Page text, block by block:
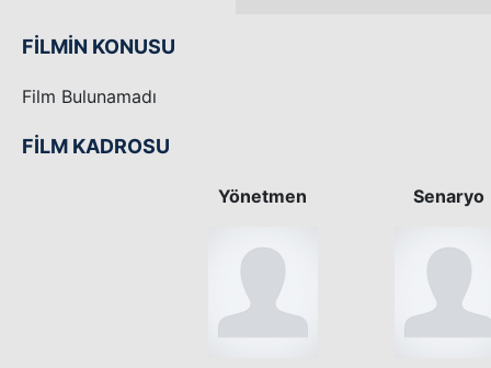
FİLMİN KONUSU
Film Bulunamadı
FİLM KADROSU
Yönetmen Senaryo